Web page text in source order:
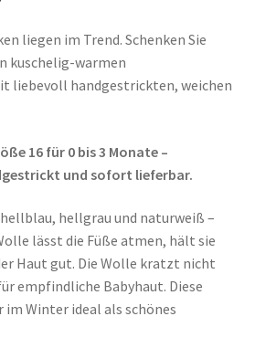
liegen im Trend. Schenken Sie
kuschelig-warmen
liebevoll handgestrickten, weichen
16 für 0 bis 3 Monate –
und sofort lieferbar.
hellgrau und naturweiß –
lässt die Füße atmen, hält sie
Haut gut. Die Wolle kratzt nicht
empfindliche Babyhaut. Diese
Winter ideal als schönes